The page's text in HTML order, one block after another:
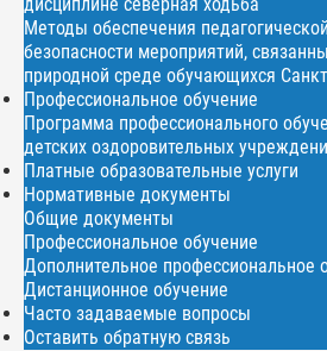
Методы обеспечения
безопасности мероприятий,
природной среде обучающихся
Профессиональное обучение
Программа профессионального
детских оздоровительных
Платные образовательные услуги
Нормативные документы
Общие документы
Профессиональное обучение
Дополнительное профессиональное
Дистанционное обучение
Часто задаваемые вопросы
Оставить обратную связь